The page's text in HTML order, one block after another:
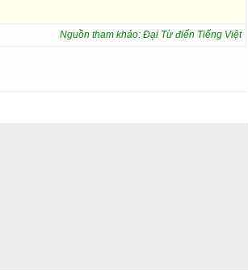
Nguồn tham khảo: Đại Từ điển Tiếng Việt